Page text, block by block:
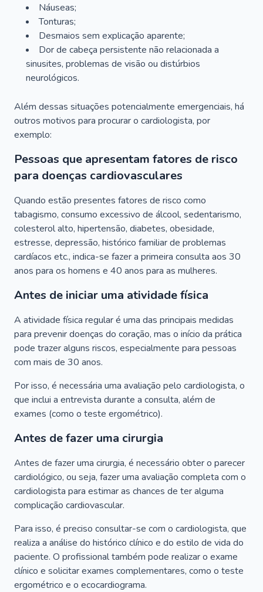
Náuseas;
Tonturas;
Desmaios sem explicação aparente;
Dor de cabeça persistente não relacionada a
sinusites, problemas de visão ou distúrbios
neurológicos.
Além dessas situações potencialmente emergenciais, há
outros motivos para procurar o cardiologista, por
exemplo:
Pessoas que apresentam fatores de risco
para doenças cardiovasculares
Quando estão presentes fatores de risco como
tabagismo, consumo excessivo de álcool, sedentarismo,
colesterol alto, hipertensão, diabetes, obesidade,
estresse, depressão, histórico familiar de problemas
cardíacos etc., indica-se fazer a primeira consulta aos 30
anos para os homens e 40 anos para as mulheres.
Antes de iniciar uma atividade física
A atividade física regular é uma das principais medidas
para prevenir doenças do coração, mas o início da prática
pode trazer alguns riscos, especialmente para pessoas
com mais de 30 anos.
Por isso, é necessária uma avaliação pelo cardiologista, o
que inclui a entrevista durante a consulta, além de
exames (como o teste ergométrico).
Antes de fazer uma cirurgia
Antes de fazer uma cirurgia, é necessário obter o parecer
cardiológico, ou seja, fazer uma avaliação completa com o
cardiologista para estimar as chances de ter alguma
complicação cardiovascular.
Para isso, é preciso consultar-se com o cardiologista, que
realiza a análise do histórico clínico e do estilo de vida do
paciente. O profissional também pode realizar o exame
clínico e solicitar exames complementares, como o teste
ergométrico e o ecocardiograma.